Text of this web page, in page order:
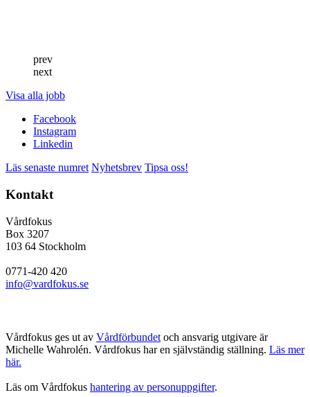
prev
next
Visa alla jobb
Facebook
Instagram
Linkedin
Läs senaste numret Nyhetsbrev Tipsa oss!
Kontakt
Vårdfokus
Box 3207
103 64 Stockholm
0771-420 420
info@vardfokus.se
Vårdfokus ges ut av Vårdförbundet och ansvarig utgivare är
Michelle Wahrolén. Vårdfokus har en självständig ställning. Läs mer
här.
Läs om Vårdfokus hantering av personuppgifter.